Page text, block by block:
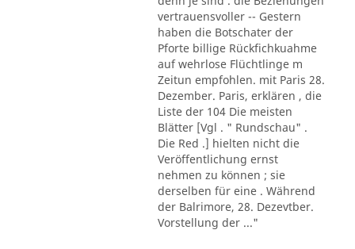
vertrauensvoller -- Gestern
haben die Botschater der
Pforte billige Rückfichkuahme
auf wehrlose Flüchtlinge m
Zeitun empfohlen. mit Paris 28.
Dezember. Paris, erklären , die
Liste der 104 Die meisten
Blätter [Vgl . " Rundschau" .
Die Red .] hielten nicht die
Veröffentlichung ernst
nehmen zu können ; sie
derselben für eine . Während
der Balrimore, 28. Dezevtber.
Vorstellung der ..."